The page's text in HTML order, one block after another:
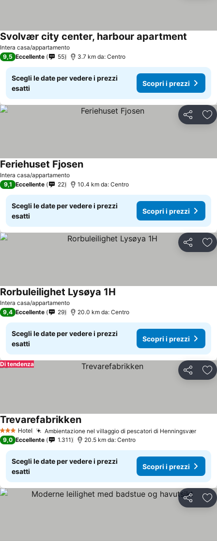
Intera casa/appartamento
Svolvær city center, harbour apartment
9,5 Eccellente 55 3.7 km da: Centro
Scegli le date per vedere i prezzi
esatti
Scopri i prezzi
Condividi
Intera casa/appartamento
Feriehuset FjosenScopri i prezzi
9,1 Eccellente 22 10.4 km da: Centro
Scegli le date per vedere i prezzi
esatti
Scopri i prezzi
Condividi
Intera casa/appartamento
Rorbuleilighet Lysøya 1H
9,4 Eccellente 29 20.0 km da: Centro
Scegli le date per vedere i prezzi
esatti
Scopri i prezzi
Condividi
Di tendenza
3 StelleHotel Ambientazione nel villaggio di pescatori di Henningsvær
TrevarefabrikkenScopri i prezzi
9,0 Eccellente 1.311 20.5 km da: Centro
Scegli le date per vedere i prezzi
esatti
Scopri i prezzi
Condividi